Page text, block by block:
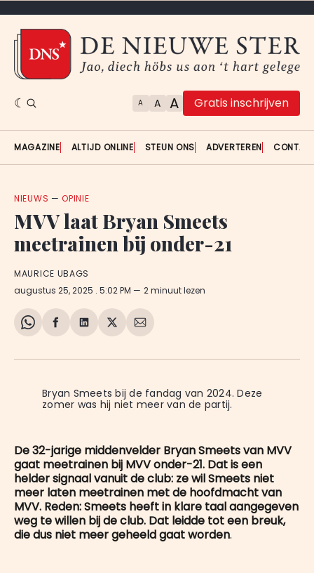
A A A Gratis inschrijven
MAGAZINE ALTIJD ONLINE STEUN ONS ADVERTEREN
NIEUWS —OPINIE
MVV laat Bryan Smeets
meetrainen bij onder-21
MAURICE UBAGS
augustus 25, 2025 . 5:02 PM 2 minuut lezen
Share
WhatsApp
Delen
Facebook
Delen
LinkedIn
Share
X
Deel
E-
Bryan Smeets bij de fandag van 2024. Deze
zomer was hij niet meer van de partij.
De 32-jarige middenvelder Bryan Smeets van MVV
gaat meetrainen bij MVV onder-21. Dat is een
helder signaal vanuit de club: ze wil Smeets niet
meer laten meetrainen met de hoofdmacht van
MVV. Reden: Smeets heeft in klare taal aangegeven
weg te willen bij de club. Dat leidde tot een breuk,
die dus niet meer geheeld gaat worden.